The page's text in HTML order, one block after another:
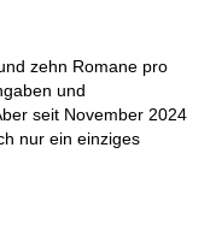
zehn Romane pro
und
seit November 2024
nur ein einziges